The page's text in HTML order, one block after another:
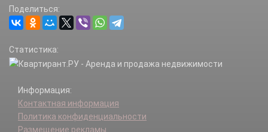
Поделиться:
Статистика:
Информация:
Контактная информация
Политика конфиденциальности
Размещение рекламы